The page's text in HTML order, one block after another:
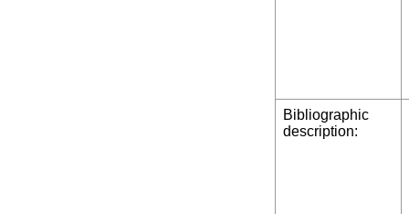
Bibliographic
description: